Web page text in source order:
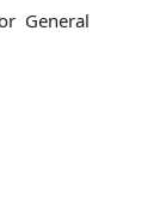
General